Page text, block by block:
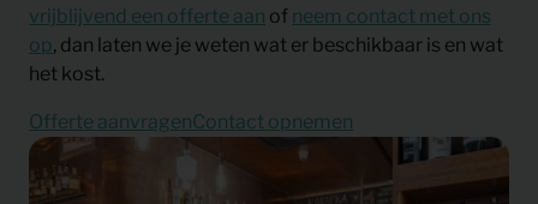
vrijblijvend een offerte aan of neem contact met ons
op, dan laten we je weten wat er beschikbaar is en wat
het kost.
Offerte aanvragenContact opnemen